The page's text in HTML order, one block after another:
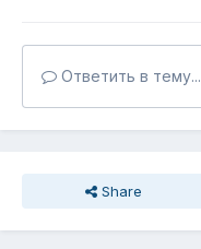
Ответить в тему...
Share